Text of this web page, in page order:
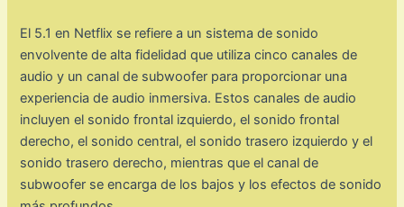
El 5.1 en Netflix se refiere a un sistema de sonido
envolvente de alta fidelidad que utiliza cinco canales de
audio y un canal de subwoofer para proporcionar una
experiencia de audio inmersiva. Estos canales de audio
incluyen el sonido frontal izquierdo, el sonido frontal
derecho, el sonido central, el sonido trasero izquierdo y el
sonido trasero derecho, mientras que el canal de
subwoofer se encarga de los bajos y los efectos de sonido